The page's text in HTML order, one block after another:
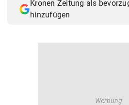
Kronen Zeitung als
hinzufügen